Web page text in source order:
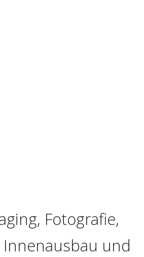
Fotografie,
Innenausbau und